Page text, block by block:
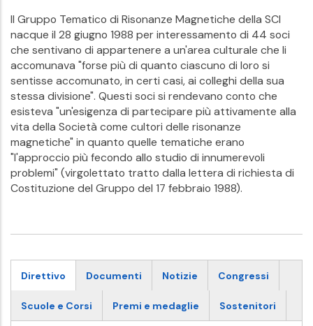
Il Gruppo Tematico di Risonanze Magnetiche della SCI
nacque il 28 giugno 1988 per interessamento di 44 soci
che sentivano di appartenere a un'area culturale che li
accomunava "forse più di quanto ciascuno di loro si
sentisse accomunato, in certi casi, ai colleghi della sua
stessa divisione". Questi soci si rendevano conto che
esisteva "un'esigenza di partecipare più attivamente alla
vita della Società come cultori delle risonanze
magnetiche" in quanto quelle tematiche erano
"l'approccio più fecondo allo studio di innumerevoli
problemi" (virgolettato tratto dalla lettera di richiesta di
Costituzione del Gruppo del 17 febbraio 1988).
Direttivo Documenti Notizie Congressi
Scuole e Corsi Premi e medaglie Sostenitori